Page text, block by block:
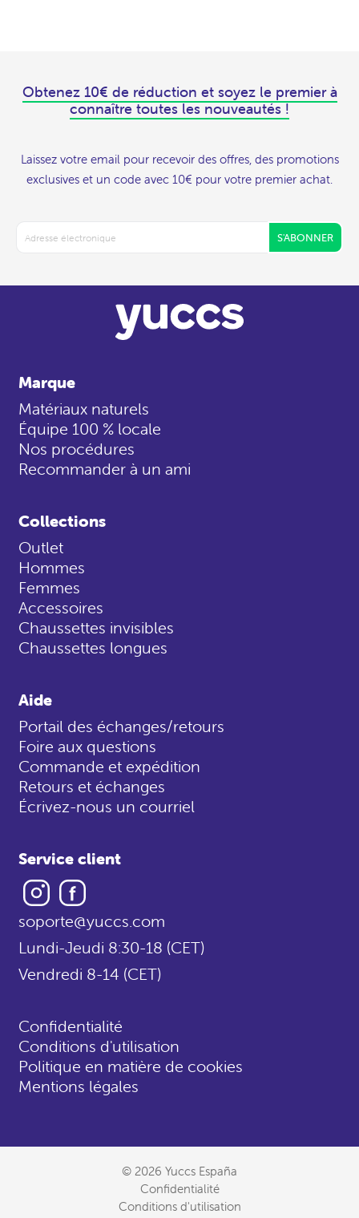
Obtenez 10€ de réduction et soyez le premier à
connaître toutes les nouveautés !
Laissez votre email pour recevoir des offres, des promotions
exclusives et un code avec 10€ pour votre premier achat.
S'ABONNER
Marque
Matériaux naturels
Équipe 100 % locale
Nos procédures
Recommander à un ami
Collections
Outlet
Hommes
Femmes
Accessoires
Chaussettes invisibles
Chaussettes longues
Aide
Portail des échanges/retours
Foire aux questions
Commande et expédition
Retours et échanges
Écrivez-nous un courriel
Service client
Instagram
soporte@yuccs.com
Lundi-Jeudi 8:30-18 (CET)
Vendredi 8-14 (CET)
Confidentialité
Conditions d'utilisation
Politique en matière de cookies
Mentions légales
© 2026 Yuccs España
Confidentialité
Conditions d'utilisation